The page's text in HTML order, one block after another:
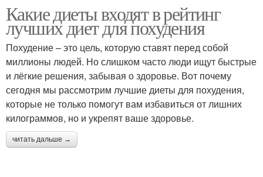
Какие диеты входят в рейтинг
лучших диет для похудения
Похудение – это цель, которую ставят перед собой
миллионы людей. Но слишком часто люди ищут быстрые
и лёгкие решения, забывая о здоровье. Вот почему
сегодня мы рассмотрим лучшие диеты для похудения,
которые не только помогут вам избавиться от лишних
килограммов, но и укрепят ваше здоровье.
читать дальше →